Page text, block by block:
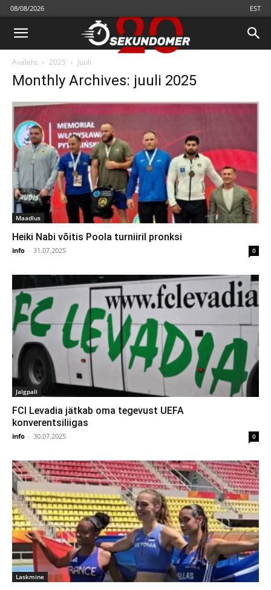
08/08/2026 EST
Avaleht 2025 juuli
Monthly Archives: juuli 2025
Maadlus
Heiki Nabi võitis Poola turniiril pronksi
info - 31.07.2025 0
Jalgpall
FCI Levadia jätkab oma tegevust UEFA
konverentsiliigas
info - 30.07.2025 0
Laskmine